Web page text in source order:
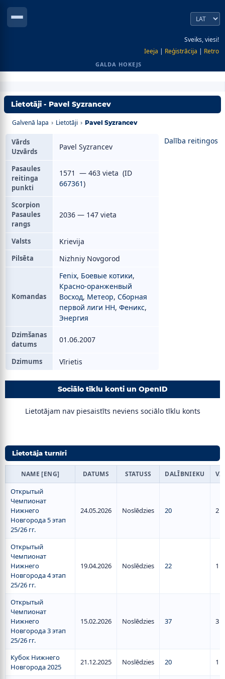
Sveiks, viesi!
Ieeja | Reģistrācija | Retro
GALDA HOKEJS
Lietotāji - Pavel Syzrancev
Galvenā lapa › Lietotāji › Pavel Syzrancev
Dalība reitingos
Vārds
Uzvārds
Pavel Syzrancev
Pasaules
reitinga
punkti
1571 — 463 vieta (ID
667361)
Scorpion
Pasaules
rangs
2036 — 147 vieta
Valsts Krievija
Pilsēta Nizhniy Novgorod
Komandas
Fenix, Боевые котики,
Красно-оранженвый
Восход, Метеор, Сборная
первой лиги НН, Феникс,
Энергия
Dzimšanas
datums
01.06.2007
Dzimums Vīrietis
Sociālo tīklu konti un OpenID
Lietotājam nav piesaistīts neviens sociālo tīklu konts
Lietotāja turnīri
NAME [ENG] DATUMS STATUSS DALĪBNIEKU
Открытый
Чемпионат
Нижнего
Новгорода 5 этап
25/26 гг.
24.05.2026 Noslēdzies 20 2
Открытый
Чемпионат
Нижнего
Новгорода 4 этап
25/26 гг.
19.04.2026 Noslēdzies 22 1
Открытый
Чемпионат
Нижнего
Новгорода 3 этап
25/26 гг.
15.02.2026 Noslēdzies 37 3
Кубок Нижнего
Новгорода 2025
21.12.2025 Noslēdzies 20 1